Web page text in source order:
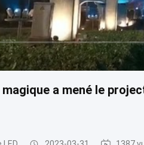
magique a mené le